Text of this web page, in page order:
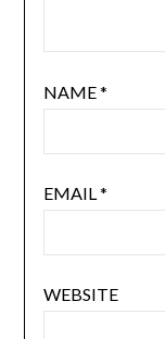
NAME*
EMAIL *
WEBSITE